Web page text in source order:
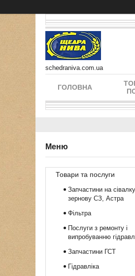
schedraniva.com.ua
ГОЛОВНА
Товари та послуги
Запчастини на сівалку
зернову СЗ, Астра
Фільтра
Послуги з ремонту і
випробуванню
Запчастини ГСТ
Гідравліка